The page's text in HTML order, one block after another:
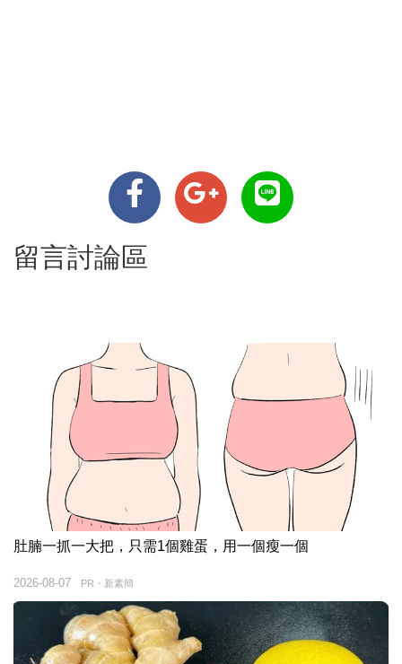
留言討論區
肚腩一抓一大把，只需1個雞蛋，用一個瘦一個
PR・新素簡
2026-08-07